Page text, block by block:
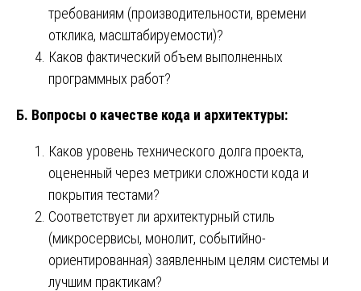
требованиям (производительности, времени
отклика, масштабируемости)?
Каков фактический объем выполненных
программных работ?
Б. Вопросы о качестве кода и архитектуры:
Каков уровень технического долга проекта,
оцененный через метрики сложности кода и
покрытия тестами?
Соответствует ли архитектурный стиль
(микросервисы, монолит, событийно-
ориентированная) заявленным целям системы и
лучшим практикам?